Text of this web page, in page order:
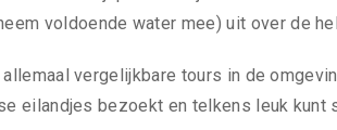
voldoende water mee) uit over de
vergelijkbare tours in de
eilandjes bezoekt en telkens leuk kunt